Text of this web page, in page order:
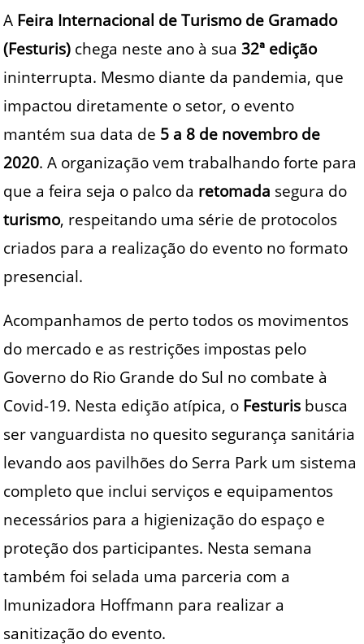
A Feira Internacional de Turismo de Gramado
(Festuris) chega neste ano à sua32ª edição
ininterrupta. Mesmo diante da pandemia, que
impactou diretamente o setor, o evento
mantém sua data de 5 a 8 de novembro de
2020. A organização vem trabalhando forte para
que a feira seja o palco da retomada segura do
turismo, respeitando uma série de protocolos
criados para a realização do evento no formato
presencial.
Acompanhamos de perto todos os movimentos
do mercado e as restrições impostas pelo
Governo do Rio Grande do Sul no combate à
Covid-19. Nesta edição atípica, o Festuris busca
ser vanguardista no quesito segurança sanitária
levando aos pavilhões do Serra Park um sistema
completo que inclui serviços e equipamentos
necessários para a higienização do espaço e
proteção dos participantes. Nesta semana
também foi selada uma parceria com a
Imunizadora Hoffmann para realizar a
sanitização do evento.